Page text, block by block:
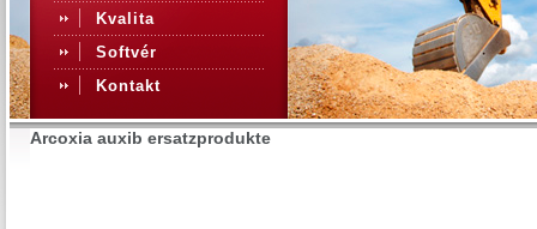
Kvalita
Softvér
Kontakt
Arcoxia auxib ersatzprodukte